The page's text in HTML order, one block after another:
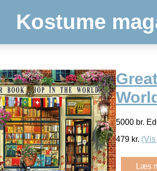
Kostume
5000 br.
479 kr.
Læs